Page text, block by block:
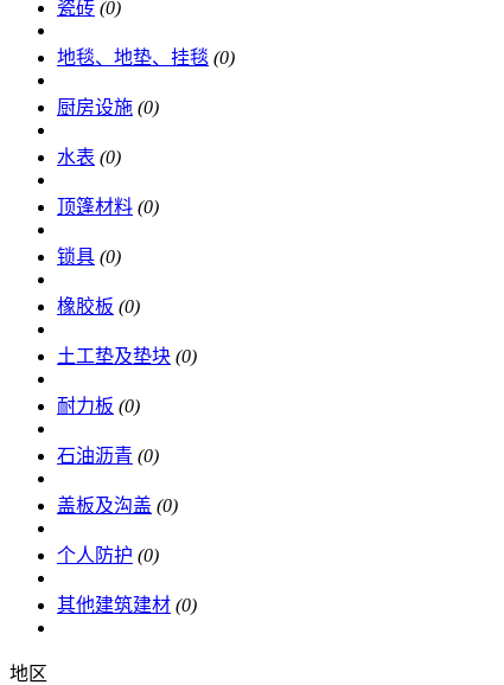
瓷砖 (0)
地毯、地垫、挂毯 (0)
厨房设施 (0)
水表 (0)
顶篷材料 (0)
锁具 (0)
橡胶板 (0)
土工垫及垫块 (0)
耐力板 (0)
石油沥青 (0)
盖板及沟盖 (0)
个人防护 (0)
其他建筑建材 (0)
地区